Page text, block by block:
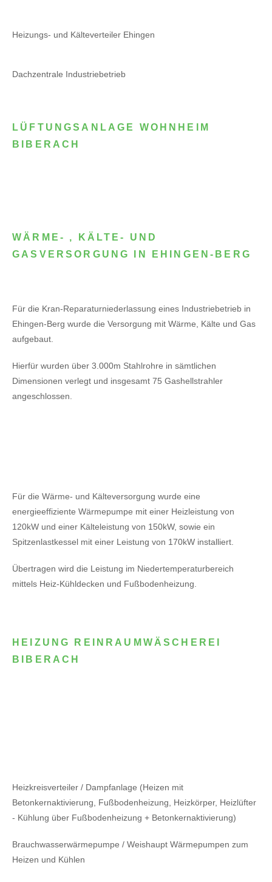
Heizungs- und Kälteverteiler Ehingen
Dachzentrale Industriebetrieb
LÜFTUNGSANLAGE WOHNHEIM
BIBERACH
WÄRME- , KÄLTE- UND
GASVERSORGUNG IN EHINGEN-BERG
Für die Kran-Reparaturniederlassung eines Industriebetrieb in
Ehingen-Berg wurde die Versorgung mit Wärme, Kälte und Gas
aufgebaut.
Hierfür wurden über 3.000m Stahlrohre in sämtlichen
Dimensionen verlegt und insgesamt 75 Gashellstrahler
angeschlossen.
Für die Wärme- und Kälteversorgung wurde eine
energieeffiziente Wärmepumpe mit einer Heizleistung von
120kW und einer Kälteleistung von 150kW, sowie ein
Spitzenlastkessel mit einer Leistung von 170kW installiert.
Übertragen wird die Leistung im Niedertemperaturbereich
mittels Heiz-Kühldecken und Fußbodenheizung.
HEIZUNG REINRAUMWÄSCHEREI
BIBERACH
Heizkreisverteiler / Dampfanlage (Heizen mit
Betonkernaktivierung, Fußbodenheizung, Heizkörper, Heizlüfter
- Kühlung über Fußbodenheizung + Betonkernaktivierung)
Brauchwasserwärmepumpe / Weishaupt Wärmepumpen zum
Heizen und Kühlen